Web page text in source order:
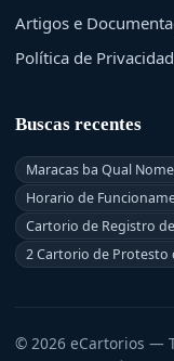
Artigos e
Política de
Buscas recentes
Maracas ba Qual
Horario de
Cartorio de Registro
2 Cartorio de Protesto
© 2026 eCartorios —